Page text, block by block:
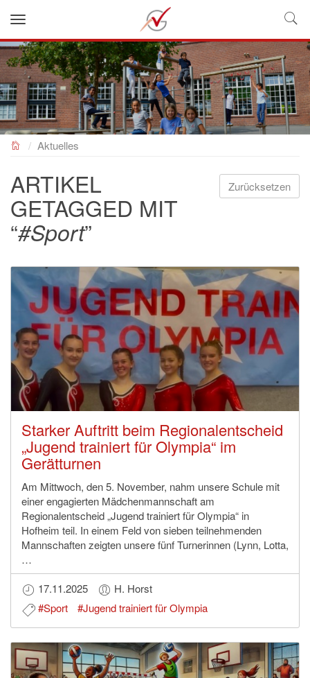
NEUES GYMNASIUM
Aktuelles
Zurücksetzen
ARTIKEL
GETAGGED MIT
“#Sport”
Starker Auftritt beim Regionalentscheid
„Jugend trainiert für Olympia“ im
Gerätturnen
Am Mittwoch, den 5. November, nahm unsere Schule mit
einer engagierten Mädchenmannschaft am
Regionalentscheid „Jugend trainiert für Olympia“ in
Hofheim teil. In einem Feld von sieben teilnehmenden
Mannschaften zeigten unsere fünf Turnerinnen (Lynn, Lotta,
…
17.11.2025
H. Horst
#Sport
#Jugend trainiert für Olympia